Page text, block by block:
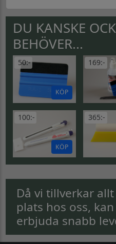
DU KANSKE
BEHÖVER...
50:-
KÖP
169:-
100:-
KÖP
365:-
Då vi tillverkar
plats hos oss, kan
erbjuda snabb